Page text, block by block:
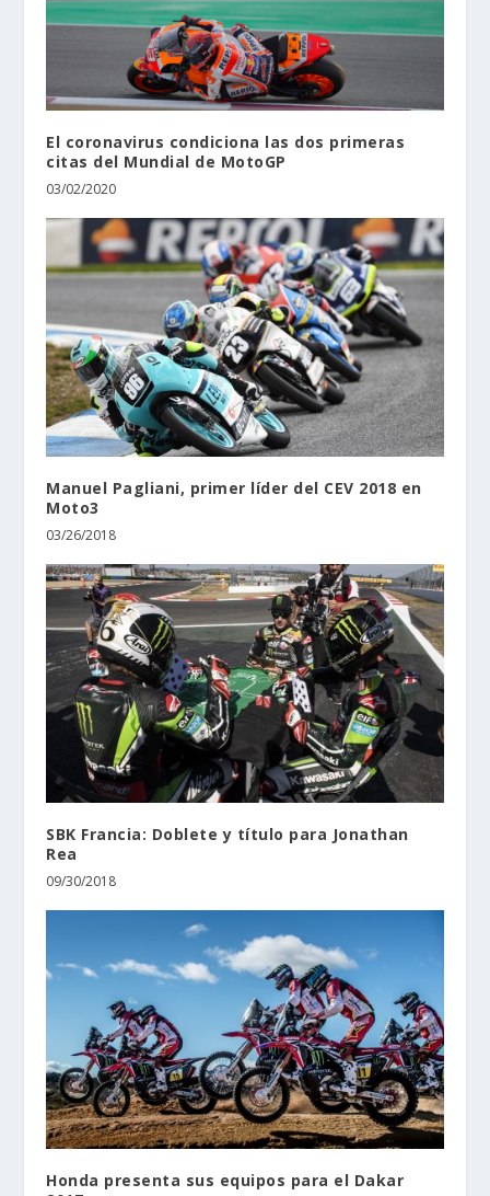
El coronavirus condiciona las dos primeras
citas del Mundial de MotoGP
03/02/2020
Manuel Pagliani, primer líder del CEV 2018 en
Moto3
03/26/2018
SBK Francia: Doblete y título para Jonathan
Rea
09/30/2018
Honda presenta sus equipos para el Dakar